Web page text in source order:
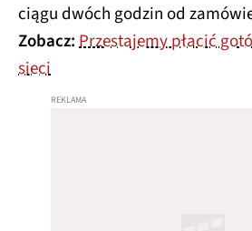
ciągu dwóch godzin od
Zobacz:Przestajemy płacić
sieci